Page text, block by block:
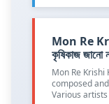
Mon Re
কৃষিকাজ জানো
Mon Re Krishi
composed
Various